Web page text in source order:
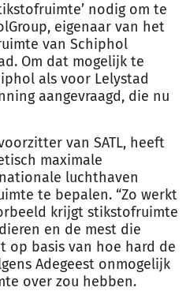
nodig om te
eigenaar van het
van Schiphol
Om dat mogelijk te
als voor Lelystad
aangevraagd, die nu
van SATL, heeft
maximale
luchthaven
te bepalen. “Zo werkt
krijgt stikstofruimte
en de mest die
op basis van hoe hard de
Adegeest onmogelijk
over zou hebben.